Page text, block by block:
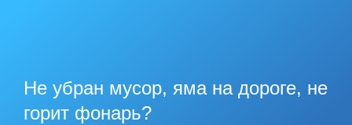
Не убран мусор, яма на дороге, не
горит фонарь?